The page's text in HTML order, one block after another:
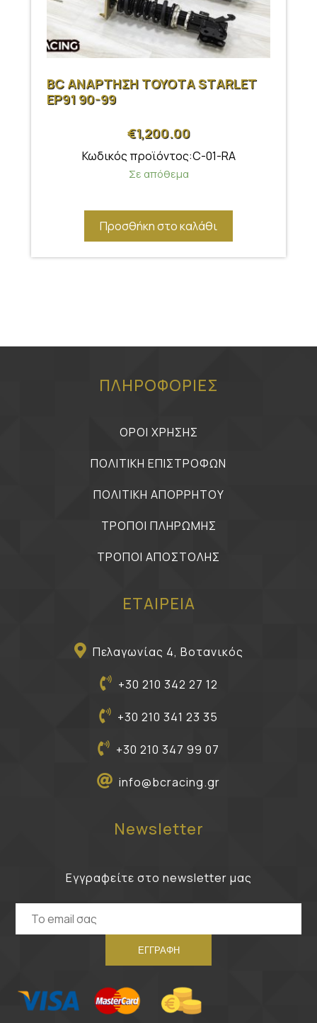
BC ΑΝΑΡΤΗΣΗ TOYOTA STARLET
EP91 90-99
€1,200.00
Κωδικός προϊόντος:C-01-RA
Σε απόθεμα
Προσθήκη στο καλάθι
ΠΛΗΡΟΦΟΡΙΕΣ
ΟΡΟΙ ΧΡΗΣΗΣ
ΠΟΛΙΤΙΚΗ ΕΠΙΣΤΡΟΦΩΝ
ΠΟΛΙΤΙΚΗ ΑΠΟΡΡΗΤΟΥ
ΤΡΟΠΟΙ ΠΛΗΡΩΜΗΣ
ΤΡΟΠΟΙ ΑΠΟΣΤΟΛΗΣ
ΕΤΑΙΡΕΙΑ
Πελαγωνίας 4, Βοτανικός
+30 210 342 27 12
+30 210 341 23 35
+30 210 347 99 07
info@bcracing.gr
Newsletter
Εγγραφείτε στο newsletter μας